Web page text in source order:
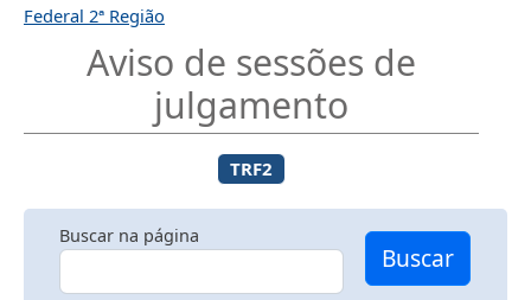
Federal 2ª Região
Aviso de sessões de
julgamento
TRF2
Buscar na página
Buscar